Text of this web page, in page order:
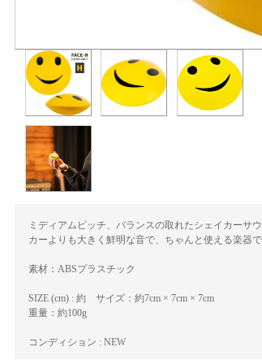
ミディアムピッチ、バランスの取れたシェイカーサ
カーよりも大きく鮮明な音で、ちゃんと使える楽器で
素材：ABSプラスチック
SIZE (cm) : 約 サイズ：約7cm × 7cm × 7cm
重量：約100g
コンディション : NEW